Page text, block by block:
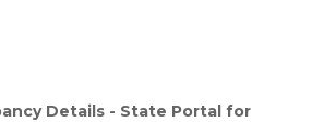
Details - State Portal for